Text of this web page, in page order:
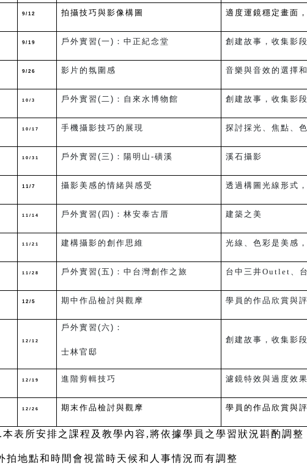
9/12 拍攝技巧與影像構圖 適度運鏡穩定畫面
9/19 戶外實習(一)：中正紀念堂 創建故事，收集影
9/26 影片的氛圍感 音樂與音效的選擇
10/3 戶外實習(二)：自來水博物館 創建故事，收集影
10/17 手機攝影技巧的展現 探討採光、焦點、
10/31 戶外實習(三)： 陽明山-磺溪 溪石攝影
11/7 攝影美感的情緒與感受 透過構圖光線形式
11/14 戶外實習(四)： 林安泰古厝 建築之美
11/21 建構攝影的創作思維 光線、色彩是美感
11/28 戶外實習(五)： 中台灣創作之旅 台中三井Outlet、
12/5 期中作品檢討與觀摩 學員的作品欣賞與
12/12
戶外實習(六)：
士林官邸
創建故事，收集影
12/19 進階剪輯技巧 濾鏡特效與過度效
12/26 期末作品檢討與觀摩 學員的作品欣賞與
本表所安排之課程及教學內容,將依據學員之學習狀況斟酌調整
拍地點和時間會視當時天候和人事情況而有調整